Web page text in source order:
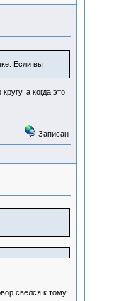
Если вы
а когда это
Записан
свелся к тому,